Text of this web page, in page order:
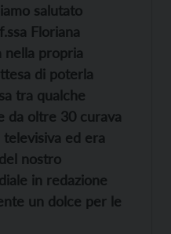
salutato
Floriana
nella propria
di poterla
tra qualche
da oltre 30 curava
ed era
nostro
in redazione
un dolce per le